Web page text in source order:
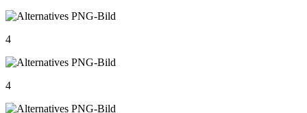
4
4